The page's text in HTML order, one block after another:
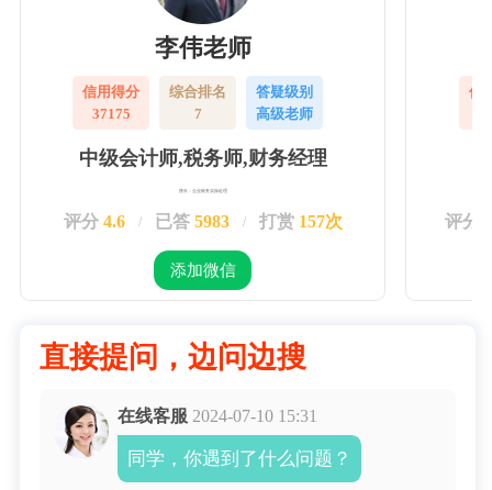
李伟老师
信用得分
37175
综合排名
7
答疑级别
高级老师
中级会计师,税务师,财务经理
擅长：企业账务实操处理
评分 4.6 / 已答 5983 / 打赏 157次
添加微信
信
评分
直接提问，边问边搜
在线客服 2024-07-10 15:31
同学，你遇到了什么问题？